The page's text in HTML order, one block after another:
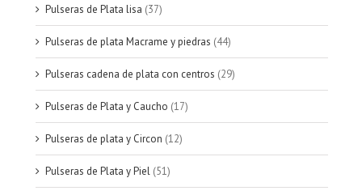
Pulseras de Plata lisa (37)
Pulseras de plata Macrame y piedras (44)
Pulseras cadena de plata con centros (29)
Pulseras de Plata y Caucho (17)
Pulseras de plata y Circon (12)
Pulseras de Plata y Piel (51)